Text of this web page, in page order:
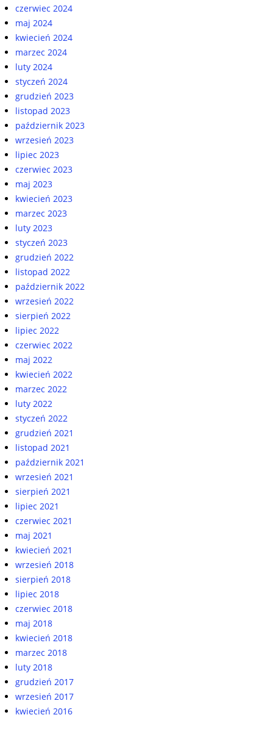
czerwiec 2024
maj 2024
kwiecień 2024
marzec 2024
luty 2024
styczeń 2024
grudzień 2023
listopad 2023
październik 2023
wrzesień 2023
lipiec 2023
czerwiec 2023
maj 2023
kwiecień 2023
marzec 2023
luty 2023
styczeń 2023
grudzień 2022
listopad 2022
październik 2022
wrzesień 2022
sierpień 2022
lipiec 2022
czerwiec 2022
maj 2022
kwiecień 2022
marzec 2022
luty 2022
styczeń 2022
grudzień 2021
listopad 2021
październik 2021
wrzesień 2021
sierpień 2021
lipiec 2021
czerwiec 2021
maj 2021
kwiecień 2021
wrzesień 2018
sierpień 2018
lipiec 2018
czerwiec 2018
maj 2018
kwiecień 2018
marzec 2018
luty 2018
grudzień 2017
wrzesień 2017
kwiecień 2016